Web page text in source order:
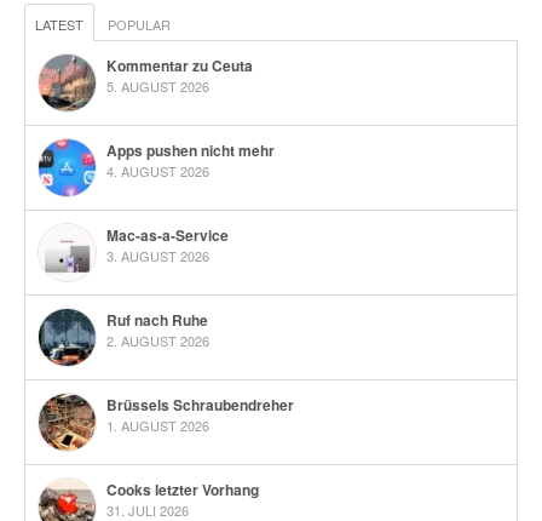
LATEST POPULAR
Kommentar zu Ceuta
5. AUGUST 2026
Apps pushen nicht mehr
4. AUGUST 2026
Mac-as-a-Service
3. AUGUST 2026
Ruf nach Ruhe
2. AUGUST 2026
Brüssels Schraubendreher
1. AUGUST 2026
Cooks letzter Vorhang
31. JULI 2026